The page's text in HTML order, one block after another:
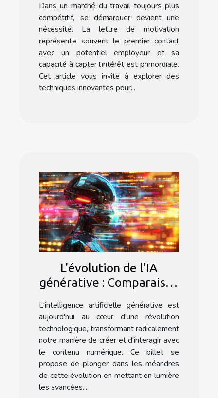
Dans un marché du travail toujours plus
compétitif, se démarquer devient une
nécessité. La lettre de motivation
représente souvent le premier contact
avec un potentiel employeur et sa
capacité à capter l'intérêt est primordiale.
Cet article vous invite à explorer des
techniques innovantes pour...
L'évolution de l'IA
générative : Comparaison
L'intelligence artificielle générative est
aujourd'hui au cœur d'une révolution
technologique, transformant radicalement
notre manière de créer et d'interagir avec
le contenu numérique. Ce billet se
propose de plonger dans les méandres
de cette évolution en mettant en lumière
les avancées...